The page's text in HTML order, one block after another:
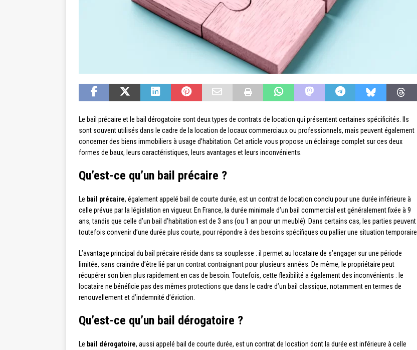
Le bail précaire et le bail dérogatoire sont deux types de contrats de location qui présentent certaines spécificités. Ils
sont souvent utilisés dans le cadre de la location de locaux commerciaux ou professionnels, mais peuvent également
concerner des biens immobiliers à usage d’habitation. Cet article vous propose un éclairage complet sur ces deux
formes de baux, leurs caractéristiques, leurs avantages et leurs inconvénients.
Qu’est-ce qu’un bail précaire ?
Le bail précaire, également appelé bail de courte durée, est un contrat de location conclu pour une durée inférieure à
celle prévue par la législation en vigueur. En France, la durée minimale d’un bail commercial est généralement fixée à 9
ans, tandis que celle d’un bail d’habitation est de 3 ans (ou 1 an pour un meublé). Dans certains cas, les parties peuvent
toutefois convenir d’une durée plus courte, pour répondre à des besoins spécifiques ou pallier une situation temporaire.
L’avantage principal du bail précaire réside dans sa souplesse : il permet au locataire de s’engager sur une période
limitée, sans craindre d’être lié par un contrat contraignant pour plusieurs années. De même, le propriétaire peut
récupérer son bien plus rapidement en cas de besoin. Toutefois, cette flexibilité a également des inconvénients : le
locataire ne bénéficie pas des mêmes protections que dans le cadre d’un bail classique, notamment en termes de
renouvellement et d’indemnité d’éviction.
Qu’est-ce qu’un bail dérogatoire ?
Le bail dérogatoire, aussi appelé bail de courte durée, est un contrat de location dont la durée est inférieure à celle